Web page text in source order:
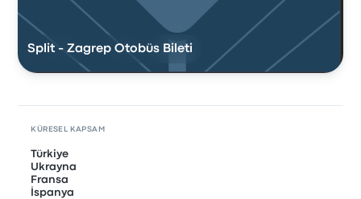
Split - Zagrep Otobüs Bileti
KÜRESEL KAPSAM
Türkiye
Ukrayna
Fransa
İspanya